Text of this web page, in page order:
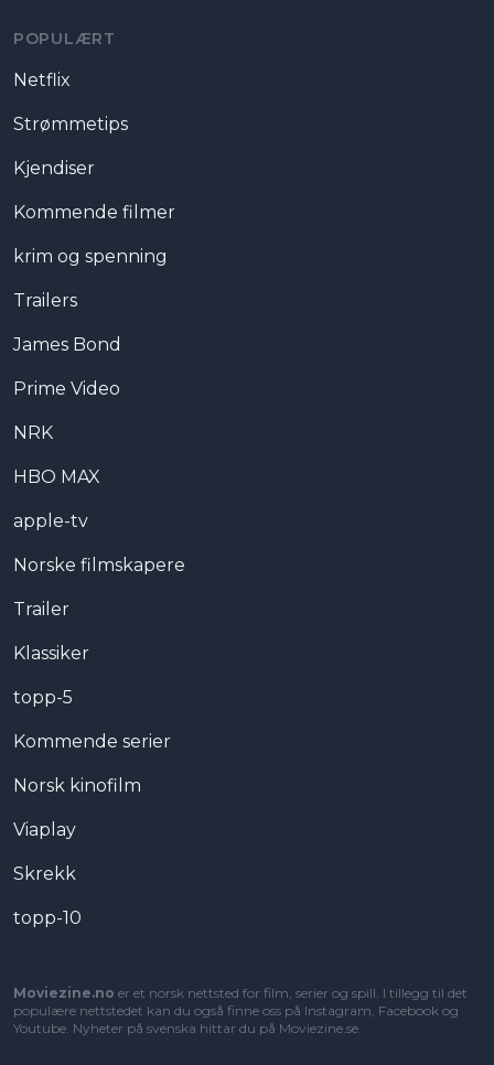
POPULÆRT
Netflix
Strømmetips
Kjendiser
Kommende filmer
krim og spenning
Trailers
James Bond
Prime Video
NRK
HBO MAX
apple-tv
Norske filmskapere
Trailer
Klassiker
topp-5
Kommende serier
Norsk kinofilm
Viaplay
Skrekk
topp-10
Moviezine.no er et norsk nettsted for film, serier og spill. I tillegg til det
populære nettstedet kan du også finne oss på Instagram, Facebook og
Youtube. Nyheter på svenska hittar du på Moviezine.se.